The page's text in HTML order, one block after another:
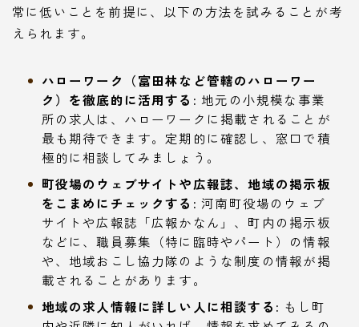
常に低いことを前提に、以下の方法を試みることが考
えられます。
ハローワーク（富田林など管轄のハローワー
ク）を徹底的に活用する: 地元の小規模な事業
所の求人は、ハローワークに掲載されることが
最も期待できます。定期的に確認し、窓口で積
極的に相談してみましょう。
町役場のウェブサイトや広報誌、地域の掲示板
をこまめにチェックする: 河南町役場のウェブ
サイトや広報誌「広報かなん」、町内の掲示板
などに、職員募集（特に臨時やパート）の情報
や、地域おこし協力隊のような制度の情報が掲
載されることがあります。
地域の求人情報に詳しい人に相談する: もし町